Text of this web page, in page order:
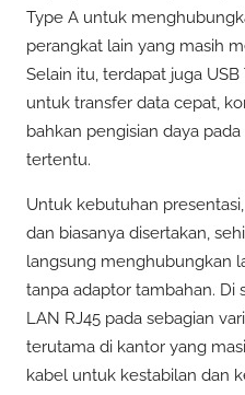
Type A untuk
perangkat lain yang masih
Selain itu, terdapat juga
untuk transfer data cepat,
bahkan pengisian daya
tertentu.
Untuk kebutuhan
dan biasanya disertakan,
langsung menghubungkan
tanpa adaptor tambahan. Di
LAN RJ45 pada sebagian
terutama di kantor yang
kabel untuk kestabilan dan